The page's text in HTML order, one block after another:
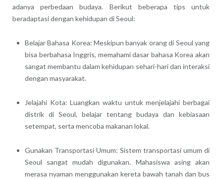
adanya perbedaan budaya. Berikut beberapa tips untuk
beradaptasi dengan kehidupan di Seoul:
Belajar Bahasa Korea: Meskipun banyak orang di Seoul yang
bisa berbahasa Inggris, memahami dasar bahasa Korea akan
sangat membantu dalam kehidupan sehari-hari dan interaksi
dengan masyarakat.
Jelajahi Kota: Luangkan waktu untuk menjelajahi berbagai
distrik di Seoul, belajar tentang budaya dan kebiasaan
setempat, serta mencoba makanan lokal.
Gunakan Transportasi Umum: Sistem transportasi umum di
Seoul sangat mudah digunakan. Mahasiswa asing akan
merasa nyaman menggunakan kereta bawah tanah dan bus